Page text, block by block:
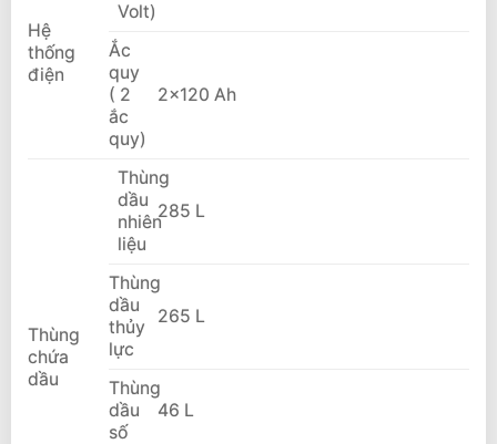
Hệ
thống
điện
Volt)
Ắc
quy
( 2
ắc
quy)
2×120 Ah
Thùng
chứa
dầu
Thùng
dầu
nhiên
liệu
285 L
Thùng
dầu
thủy
lực
265 L
Thùng
dầu
số
46 L